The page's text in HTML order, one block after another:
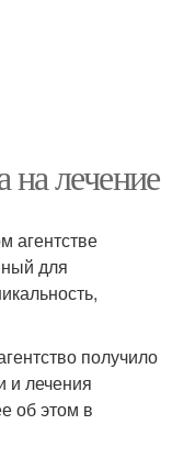
лечение
агентстве
для
получило
и лечения
об этом в